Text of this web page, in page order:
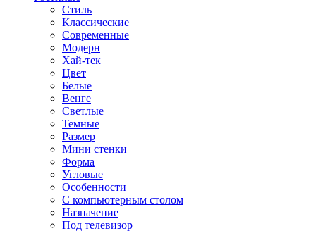
Стиль
Классические
Современные
Модерн
Хай-тек
Цвет
Белые
Венге
Светлые
Темные
Размер
Мини стенки
Форма
Угловые
Особенности
С компьютерным столом
Назначение
Под телевизор